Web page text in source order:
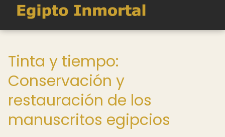
Tinta y tiempo:
Conservación y
restauración de los
manuscritos egipcios